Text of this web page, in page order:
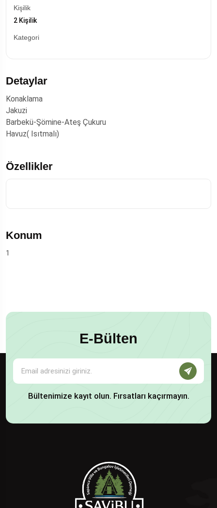
Kişilik
2 Kişilik
Kategori
Detaylar
Konaklama
Jakuzi
Barbekü-Şömine-Ateş Çukuru
Havuz( Isıtmalı)
Özellikler
Konum
1
E-Bülten
Bültenimize kayıt olun. Fırsatları kaçırmayın.